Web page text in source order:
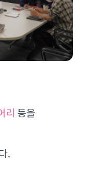
리 등을
.